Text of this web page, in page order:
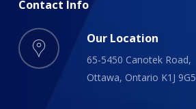
Contact Info
Our Location
65-5450 Canotek Road,
Ottawa, Ontario K1J 9G5